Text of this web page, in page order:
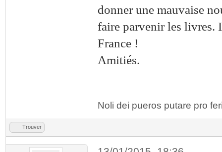
donner une mauvaise
faire parvenir les livres.
France !
Amitiés.
Noli dei pueros putare pro
Trouver